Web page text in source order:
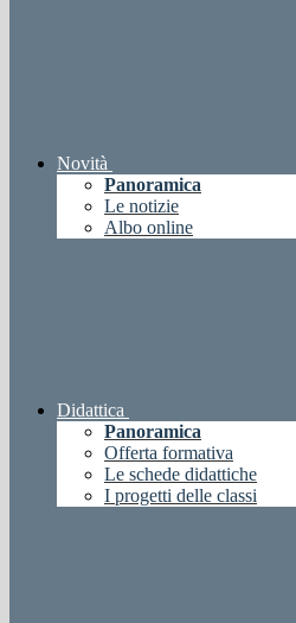
Novità
Panoramica
Le notizie
Albo online
Didattica
Panoramica
Offerta formativa
Le schede didattiche
I progetti delle classi